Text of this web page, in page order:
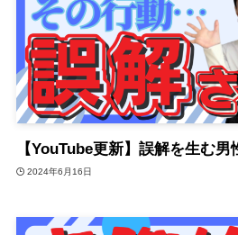
【YouTube更新】誤解を生む男
2024年6月16日